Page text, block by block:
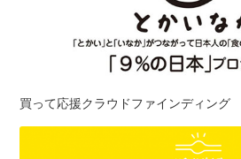
買って応援クラウドファインディング